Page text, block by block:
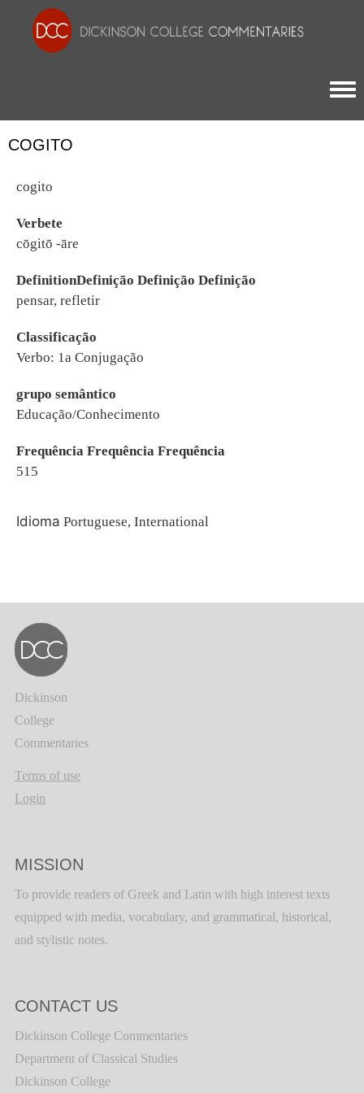
COGITO
cogito
Verbete
cōgitō -āre
DefinitionDefinição Definição Definição
pensar, refletir
Classificação
Verbo: 1a Conjugação
grupo semântico
Educação/Conhecimento
Frequência Frequência Frequência
515
Idioma Portuguese, International
Dickinson
College
Commentaries
Terms of use
Login
MISSION
To provide readers of Greek and Latin with high interest texts
equipped with media, vocabulary, and grammatical, historical,
and stylistic notes.
CONTACT US
Dickinson College Commentaries
Department of Classical Studies
Dickinson College